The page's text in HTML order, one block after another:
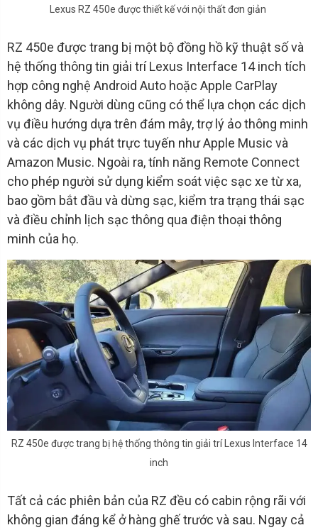
Lexus RZ 450e được thiết kế với nội thất đơn giản
RZ 450e được trang bị một bộ đồng hồ kỹ thuật số và
hệ thống thông tin giải trí Lexus Interface 14 inch tích
hợp công nghệ Android Auto hoặc Apple CarPlay
không dây. Người dùng cũng có thể lựa chọn các dịch
vụ điều hướng dựa trên đám mây, trợ lý ảo thông minh
và các dịch vụ phát trực tuyến như Apple Music và
Amazon Music. Ngoài ra, tính năng Remote Connect
cho phép người sử dụng kiểm soát việc sạc xe từ xa,
bao gồm bắt đầu và dừng sạc, kiểm tra trạng thái sạc
và điều chỉnh lịch sạc thông qua điện thoại thông
minh của họ.
RZ 450e được trang bị hệ thống thông tin giải trí Lexus Interface 14
inch
Tất cả các phiên bản của RZ đều có cabin rộng rãi với
không gian đáng kể ở hàng ghế trước và sau. Ngay cả